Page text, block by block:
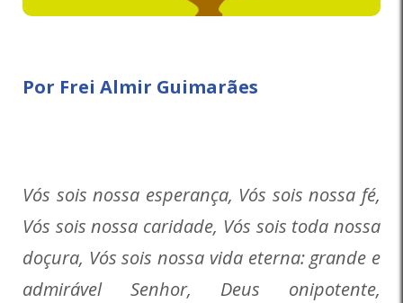
Por Frei Almir Guimarães
Vós sois nossa esperança, Vós sois nossa fé,
Vós sois nossa caridade, Vós sois toda nossa
doçura, Vós sois nossa vida eterna: grande e
admirável Senhor, Deus onipotente,